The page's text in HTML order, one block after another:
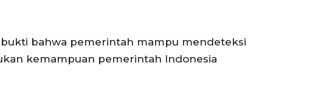
bahwa pemerintah mampu mendeteksi
kemampuan pemerintah Indonesia